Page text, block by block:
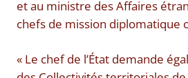
et au ministre des Affaires
chefs de mission diplomatique
« Le chef de l’État demande